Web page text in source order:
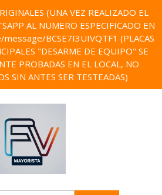
(UNA VEZ REALIZADO EL
AL NUMERO ESPECIFICADO EN
BCSE7I3UIVQTF1 (PLACAS
"DESARME DE EQUIPO" SE
PROBADAS EN EL LOCAL, NO
SIN ANTES SER TESTEADAS)